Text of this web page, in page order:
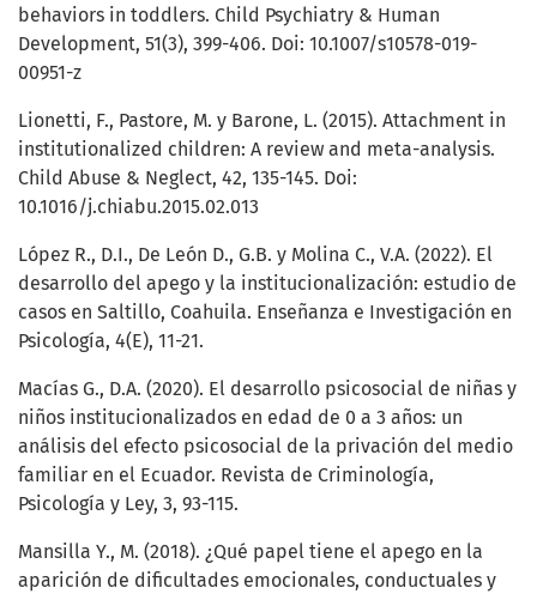
behaviors in toddlers. Child Psychiatry & Human
Development, 51(3), 399-406. Doi: 10.1007/s10578-019-
00951-z
Lionetti, F., Pastore, M. y Barone, L. (2015). Attachment in
institutionalized children: A review and meta-analysis.
Child Abuse & Neglect, 42, 135-145. Doi:
10.1016/j.chiabu.2015.02.013
López R., D.I., De León D., G.B. y Molina C., V.A. (2022). El
desarrollo del apego y la institucionalización: estudio de
casos en Saltillo, Coahuila. Enseñanza e Investigación en
Psicología, 4(E), 11-21.
Macías G., D.A. (2020). El desarrollo psicosocial de niñas y
niños institucionalizados en edad de 0 a 3 años: un
análisis del efecto psicosocial de la privación del medio
familiar en el Ecuador. Revista de Criminología,
Psicología y Ley, 3, 93-115.
Mansilla Y., M. (2018). ¿Qué papel tiene el apego en la
aparición de dificultades emocionales, conductuales y